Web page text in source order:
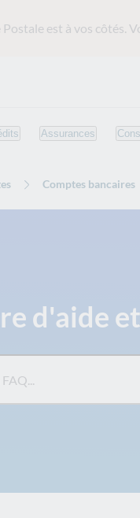
Postale est à vos côtés.
Assurances
Comptes bancaires
d'aide